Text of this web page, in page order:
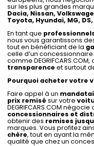
sur les plus grandes
Dacia, Nissan,
Toyota, Hyundai, MG,
En tant que
nous vous garantissons
tout en bénéficiant de la
celle d’un
comme
transparence et surtout
Pourquoi acheter votre
Faire appel à un
prix remisé sur votre
DEGRIFCARS.COM
concessionnaires et
obtenir des remises
marques. Vous profitez
chère, tout en ayant la
qualité que chez un